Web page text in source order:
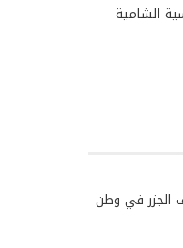
الشامية
الجزر في وطن